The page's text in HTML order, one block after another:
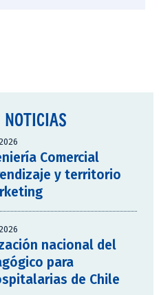
Comercial
y territorio
nacional del
para
de Chile